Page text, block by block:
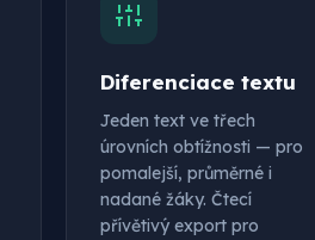
Diferenciace textu
Jeden text ve třech
úrovních obtížnosti — pro
pomalejší, průměrné i
nadané žáky. Čtecí
přívětivý export pro